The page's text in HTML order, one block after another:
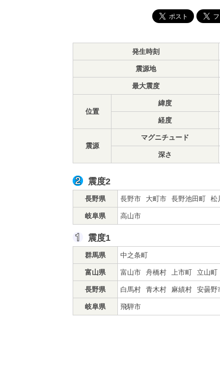
発生時刻
震源地
最大震度
位置
緯度
経度
震源
マグニチュード
深さ
震度2
長野県 長野市 大町市 長野池田町 松
岐阜県 高山市
震度1
群馬県 中之条町
富山県 富山市 舟橋村 上市町 立山町
長野県 白馬村 青木村 麻績村 安曇野
岐阜県 飛騨市